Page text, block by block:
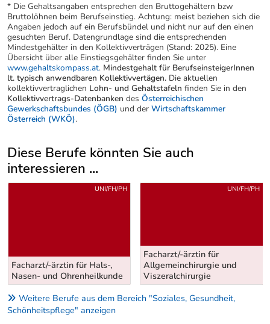
* Die Gehaltsangaben entsprechen den Bruttogehältern bzw
Bruttolöhnen beim Berufseinstieg. Achtung: meist beziehen sich die
Angaben jedoch auf ein Berufsbündel und nicht nur auf den einen
gesuchten Beruf. Datengrundlage sind die entsprechenden
Mindestgehälter in den Kollektivverträgen (Stand: 2025). Eine
Übersicht über alle Einstiegsgehälter finden Sie unter
www.gehaltskompass.at. Mindestgehalt für BerufseinsteigerInnen
lt. typisch anwendbaren Kollektivvertägen. Die aktuellen
kollektivvertraglichen Lohn- und Gehaltstafeln finden Sie in den
Kollektivvertrags-Datenbanken des Österreichischen
Gewerkschaftsbundes (ÖGB) und der Wirtschaftskammer
Österreich (WKÖ).
Diese Berufe könnten Sie auch
interessieren ...
Uber weitere Berufsvorschläge
Facharzt/-ärztin für Hals-,
Nasen- und Ohrenheilkunde
UNI/FH/PH
Facharzt/-ärztin für
Allgemeinchirurgie und
Viszeralchirurgie
UNI/FH/PH
Weitere Berufe aus dem Bereich "Soziales, Gesundheit,
Schönheitspflege" anzeigen